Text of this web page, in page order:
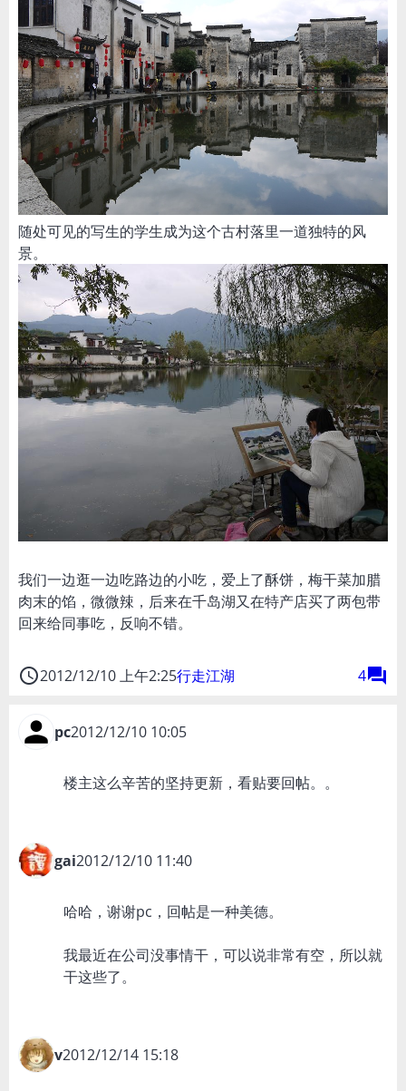
随处可见的写生的学生成为这个古村落里一道独特的风
景。
我们一边逛一边吃路边的小吃，爱上了酥饼，梅干菜加腊
肉末的馅，微微辣，后来在千岛湖又在特产店买了两包带
回来给同事吃，反响不错。
access_time2012/12/10 上午2:25行走江湖 4forum
pc2012/12/10 10:05
楼主这么辛苦的坚持更新，看贴要回帖。。
gai2012/12/10 11:40
哈哈，谢谢pc，回帖是一种美德。
我最近在公司没事情干，可以说非常有空，所以就
干这些了。
v2012/12/14 15:18